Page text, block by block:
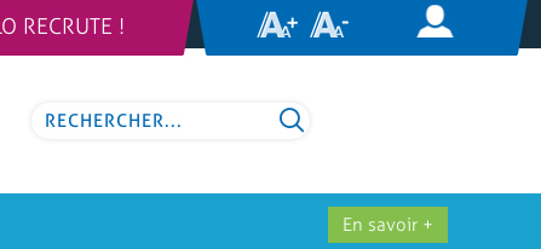
RECRUTE !
En savoir +